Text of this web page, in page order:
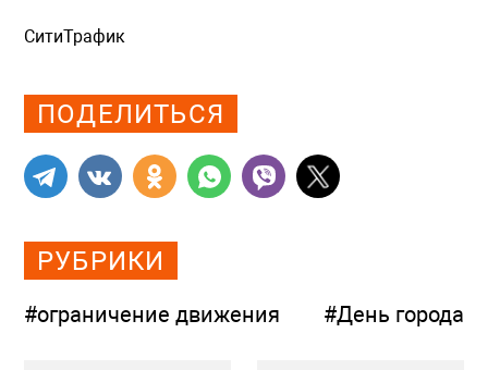
СитиТрафик
ПОДЕЛИТЬСЯ
РУБРИКИ
#ограничение движения #День города